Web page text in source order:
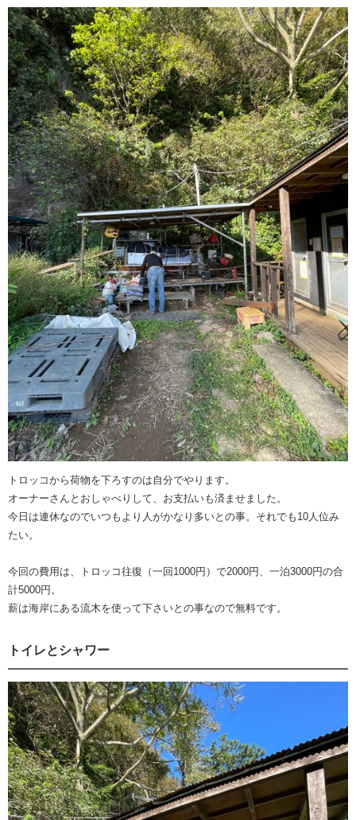
トロッコから荷物を下ろすのは自分でやります。
オーナーさんとおしゃべりして、お支払いも済ませました。
今日は連休なのでいつもより人がかなり多いとの事。それでも10人位み
たい。
今回の費用は、トロッコ往復（一回1000円）で2000円、一泊3000円の合
計5000円。
薪は海岸にある流木を使って下さいとの事なので無料です。
トイレとシャワー